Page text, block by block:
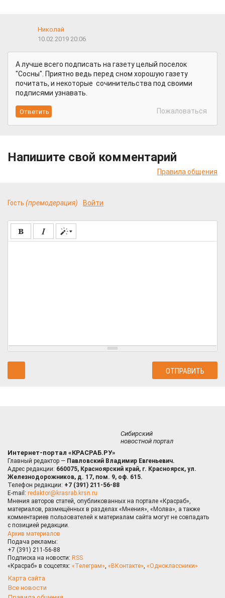
Николай
10.02.2019 20:06
А лучше всего подписать на газету целый поселок
"Сосны". Приятно ведь перед сном хорошую газету
почитать, и некоторые сочинительства под своими
подписями узнавать.
Пожаловаться
Напишите свой комментарий
Правила общения
Гость (премодерация) Войти
Сибирский
новостной портал
Интернет-портал «КРАСРАБ.РУ»
Главный редактор — Павловский Владимир Евгеньевич.
Адрес редакции: 660075, Красноярский край, г. Красноярск, ул.
Железнодорожников, д. 17, пом. 9, оф. 615.
Телефон редакции: +7 (391) 211-56-88
E-mail: redaktor@krasrab.krsn.ru
Мнения авторов статей, опубликованных на портале «Красраб»,
материалов, размещённых в разделах «Мнения», «Молва», а также
комментариев пользователей к материалам сайта могут не совпадать
с позицией редакции.
Архив материалов
Подача рекламы:
+7 (391) 211-56-88
Подписка на новости: RSS
«Красраб» в соцсетях: «Телеграм», «ВКонтакте», «Одноклассники»
Карта сайта
Все новости